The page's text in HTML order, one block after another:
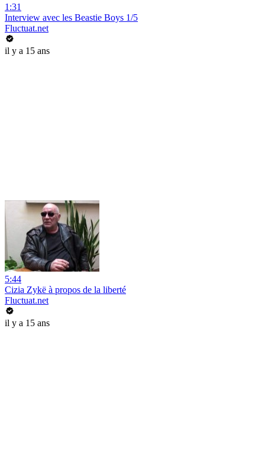
1:31
Interview avec les Beastie Boys 1/5
Fluctuat.net
il y a 15 ans
5:44
Cizia Zykë à propos de la liberté
Fluctuat.net
il y a 15 ans